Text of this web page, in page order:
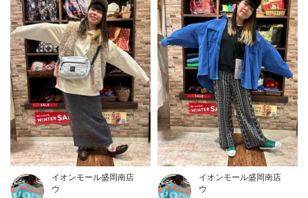
イオンモール盛岡南店
ウ
イオンモール盛岡南店
ウ